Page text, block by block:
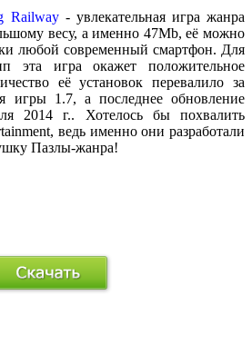
Railway- увлекательная игра жанра
весу, а именно 47Mb, её можно
любой современный смартфон. Для
эта игра окажет положительное
её установок перевалило за
игры 1.7, а последнее обновление
2014 г.. Хотелось бы похвалить
ведь именно они разработали
Пазлы-жанра!